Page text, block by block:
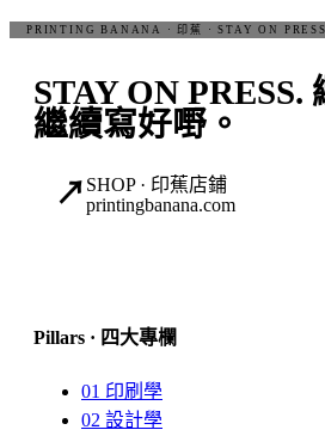
STAY ON PRESS.
繼續寫好嘢。
↗ SHOP · 印蕉店鋪
printingbanana.com
Pillars · 四大專欄
01 印刷學
02 設計學